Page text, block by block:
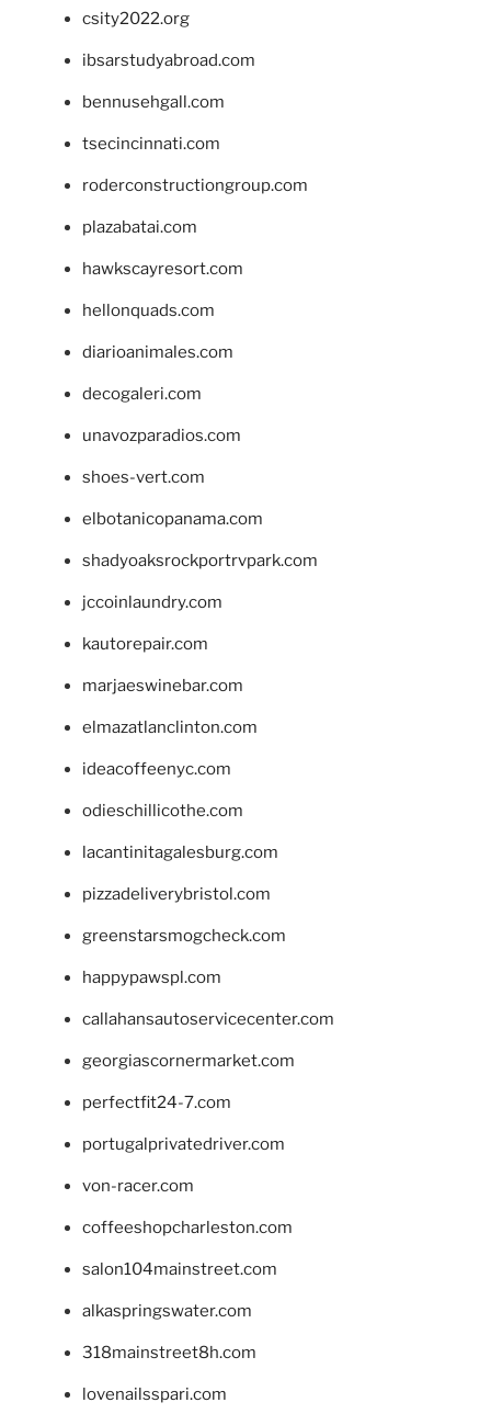
csity2022.org
ibsarstudyabroad.com
bennusehgall.com
tsecincinnati.com
roderconstructiongroup.com
plazabatai.com
hawkscayresort.com
hellonquads.com
diarioanimales.com
decogaleri.com
unavozparadios.com
shoes-vert.com
elbotanicopanama.com
shadyoaksrockportrvpark.com
jccoinlaundry.com
kautorepair.com
marjaeswinebar.com
elmazatlanclinton.com
ideacoffeenyc.com
odieschillicothe.com
lacantinitagalesburg.com
pizzadeliverybristol.com
greenstarsmogcheck.com
happypawspl.com
callahansautoservicecenter.com
georgiascornermarket.com
perfectfit24-7.com
portugalprivatedriver.com
von-racer.com
coffeeshopcharleston.com
salon104mainstreet.com
alkaspringswater.com
318mainstreet8h.com
lovenailsspari.com